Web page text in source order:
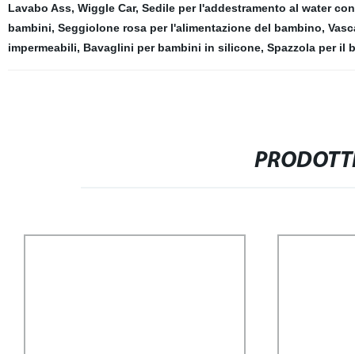
Lavabo Ass, Wiggle Car, Sedile per l'addestramento al water
bambini, Seggiolone rosa per l'alimentazione del bambino,
impermeabili, Bavaglini per bambini in silicone, Spazzola per il